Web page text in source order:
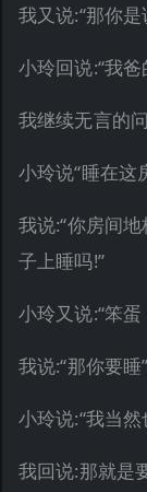
我又说:“那你
小玲回说:“我
我继续无言的
小玲说“睡在这
我说:“你房间
子上睡吗!”
小玲又说:“笨
我说:“那你要睡”
小玲说:“我当
我回说:那就是